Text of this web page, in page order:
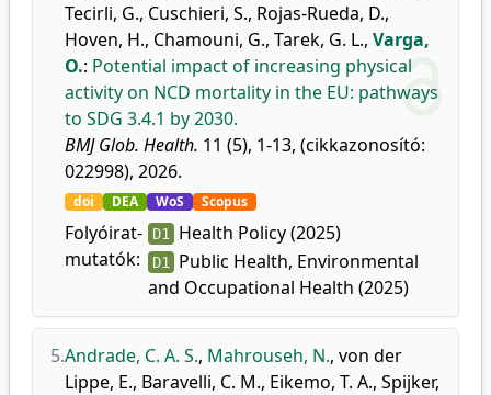
Tecirli, G., Cuschieri, S., Rojas-Rueda, D.,
Hoven, H., Chamouni, G., Tarek, G. L., Varga,
O.: Potential impact of increasing physical
activity on NCD mortality in the EU: pathways
to SDG 3.4.1 by 2030.
BMJ Glob. Health. 11 (5), 1-13, (cikkazonosító:
022998), 2026.
doi DEA WoS Scopus
Folyóirat-
mutatók:
D1 Health Policy (2025)
D1
Public Health, Environmental
and Occupational Health (2025)
5.Andrade, C. A. S., Mahrouseh, N., von der
Lippe, E., Baravelli, C. M., Eikemo, T. A., Spijker,